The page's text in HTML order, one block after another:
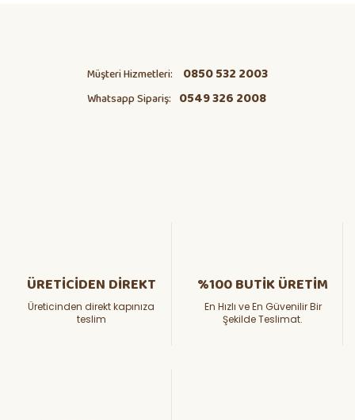
Müşteri Hizmetleri: 0850 532 2003
Whatsapp Sipariş: 0549 326 2008
ÜRETİCİDEN DİREKT
Üreticinden direkt kapınıza
teslim
%100 BUTİK ÜRETİM
En Hızlı ve En Güvenilir Bir
Şekilde Teslimat.